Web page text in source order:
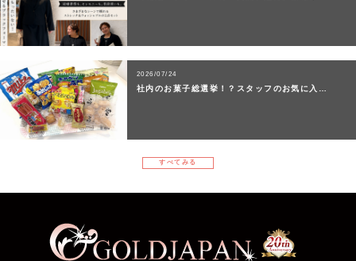
2026/07/24
社内のお菓子総選挙！？スタッフのお気に入…
すべてみる